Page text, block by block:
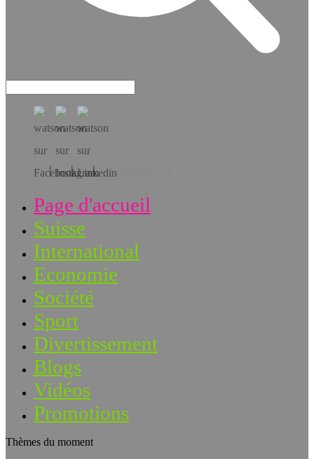
Téléchargez l’app!
Page d'accueil
Suisse
International
Economie
Société
Sport
Divertissement
Blogs
Vidéos
Promotions
Thèmes du moment